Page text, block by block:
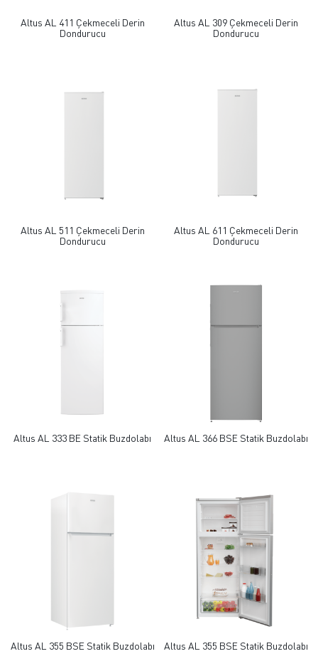
Altus AL 411 Çekmeceli Derin
Dondurucu
Altus AL 309 Çekmeceli Derin
Dondurucu
Altus AL 511 Çekmeceli Derin
Dondurucu
Altus AL 611 Çekmeceli Derin
Dondurucu
Altus AL 333 BE Statik Buzdolabı Altus AL 366 BSE Statik Buzdolabı
Altus AL 355 BSE Statik Buzdolabı Altus AL 355 BSE Statik Buzdolabı